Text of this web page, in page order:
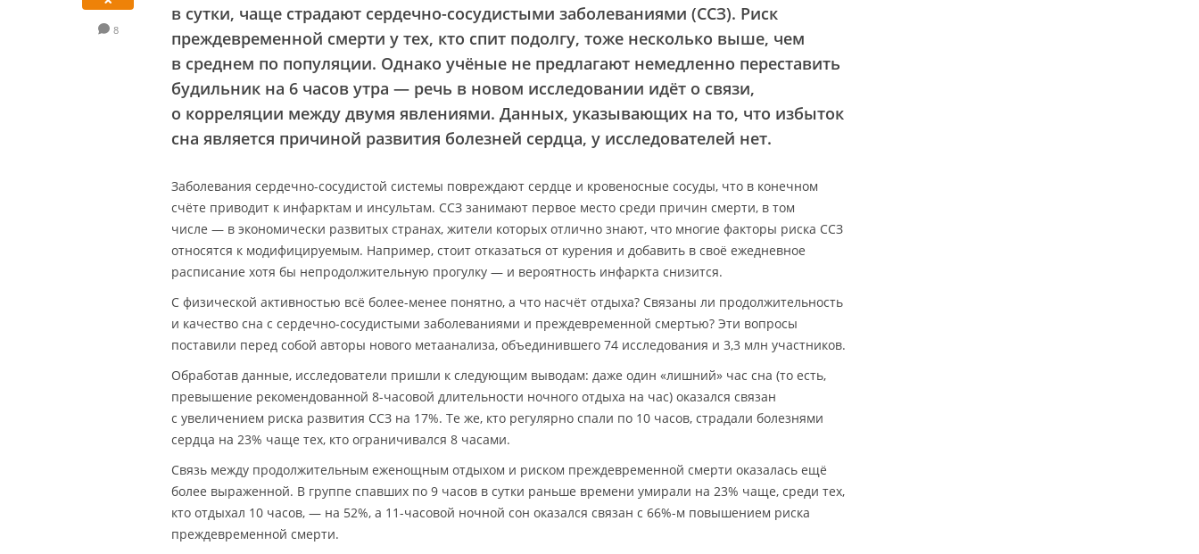
8
в сутки, чаще страдают сердечно-сосудистыми заболеваниями (ССЗ). Риск
преждевременной смерти у тех, кто спит подолгу, тоже несколько выше, чем
в среднем по популяции. Однако учёные не предлагают немедленно переставить
будильник на 6 часов утра — речь в новом исследовании идёт о связи,
о корреляции между двумя явлениями. Данных, указывающих на то, что избыток
сна является причиной развития болезней сердца, у исследователей нет.
Заболевания сердечно-сосудистой системы повреждают сердце и кровеносные сосуды, что в конечном
счёте приводит к инфарктам и инсультам. ССЗ занимают первое место среди причин смерти, в том
числе — в экономически развитых странах, жители которых отлично знают, что многие факторы риска ССЗ
относятся к модифицируемым. Например, стоит отказаться от курения и добавить в своё ежедневное
расписание хотя бы непродолжительную прогулку — и вероятность инфаркта снизится.
С физической активностью всё более-менее понятно, а что насчёт отдыха? Связаны ли продолжительность
и качество сна с сердечно-сосудистыми заболеваниями и преждевременной смертью? Эти вопросы
поставили перед собой авторы нового метаанализа, объединившего 74 исследования и 3,3 млн участников.
Обработав данные, исследователи пришли к следующим выводам: даже один «лишний» час сна (то есть,
превышение рекомендованной 8-часовой длительности ночного отдыха на час) оказался связан
с увеличением риска развития ССЗ на 17%. Те же, кто регулярно спали по 10 часов, страдали болезнями
сердца на 23% чаще тех, кто ограничивался 8 часами.
Связь между продолжительным еженощным отдыхом и риском преждевременной смерти оказалась ещё
более выраженной. В группе спавших по 9 часов в сутки раньше времени умирали на 23% чаще, среди тех,
кто отдыхал 10 часов, — на 52%, а 11-часовой ночной сон оказался связан с 66%-м повышением риска
преждевременной смерти.